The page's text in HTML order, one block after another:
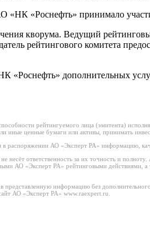
«НК «Роснефть» принимало
кворума. Ведущий
рейтингового комитета
«Роснефть» дополнительных
рейтингуемого лица (эмитента)
иные ценные бумаги или активы, принимать
АО «Эксперт РА» информацию,
ответственность за их точность и
АО «Эксперт РА» рейтинговыми
информацию без
АО «Эксперт РА» www.raexpert.ru.